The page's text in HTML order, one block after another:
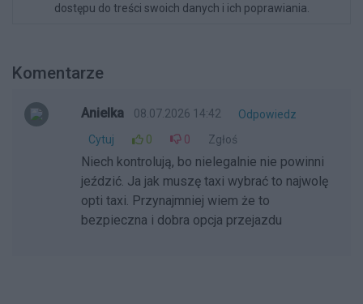
dostępu do treści swoich danych i ich poprawiania.
Komentarze
Anielka 08.07.2026 14:42
Odpowiedz
Cytuj
0 0 Zgłoś
Niech kontrolują, bo nielegalnie nie powinni
jeździć. Ja jak muszę taxi wybrać to najwolę
opti taxi. Przynajmniej wiem że to
bezpieczna i dobra opcja przejazdu